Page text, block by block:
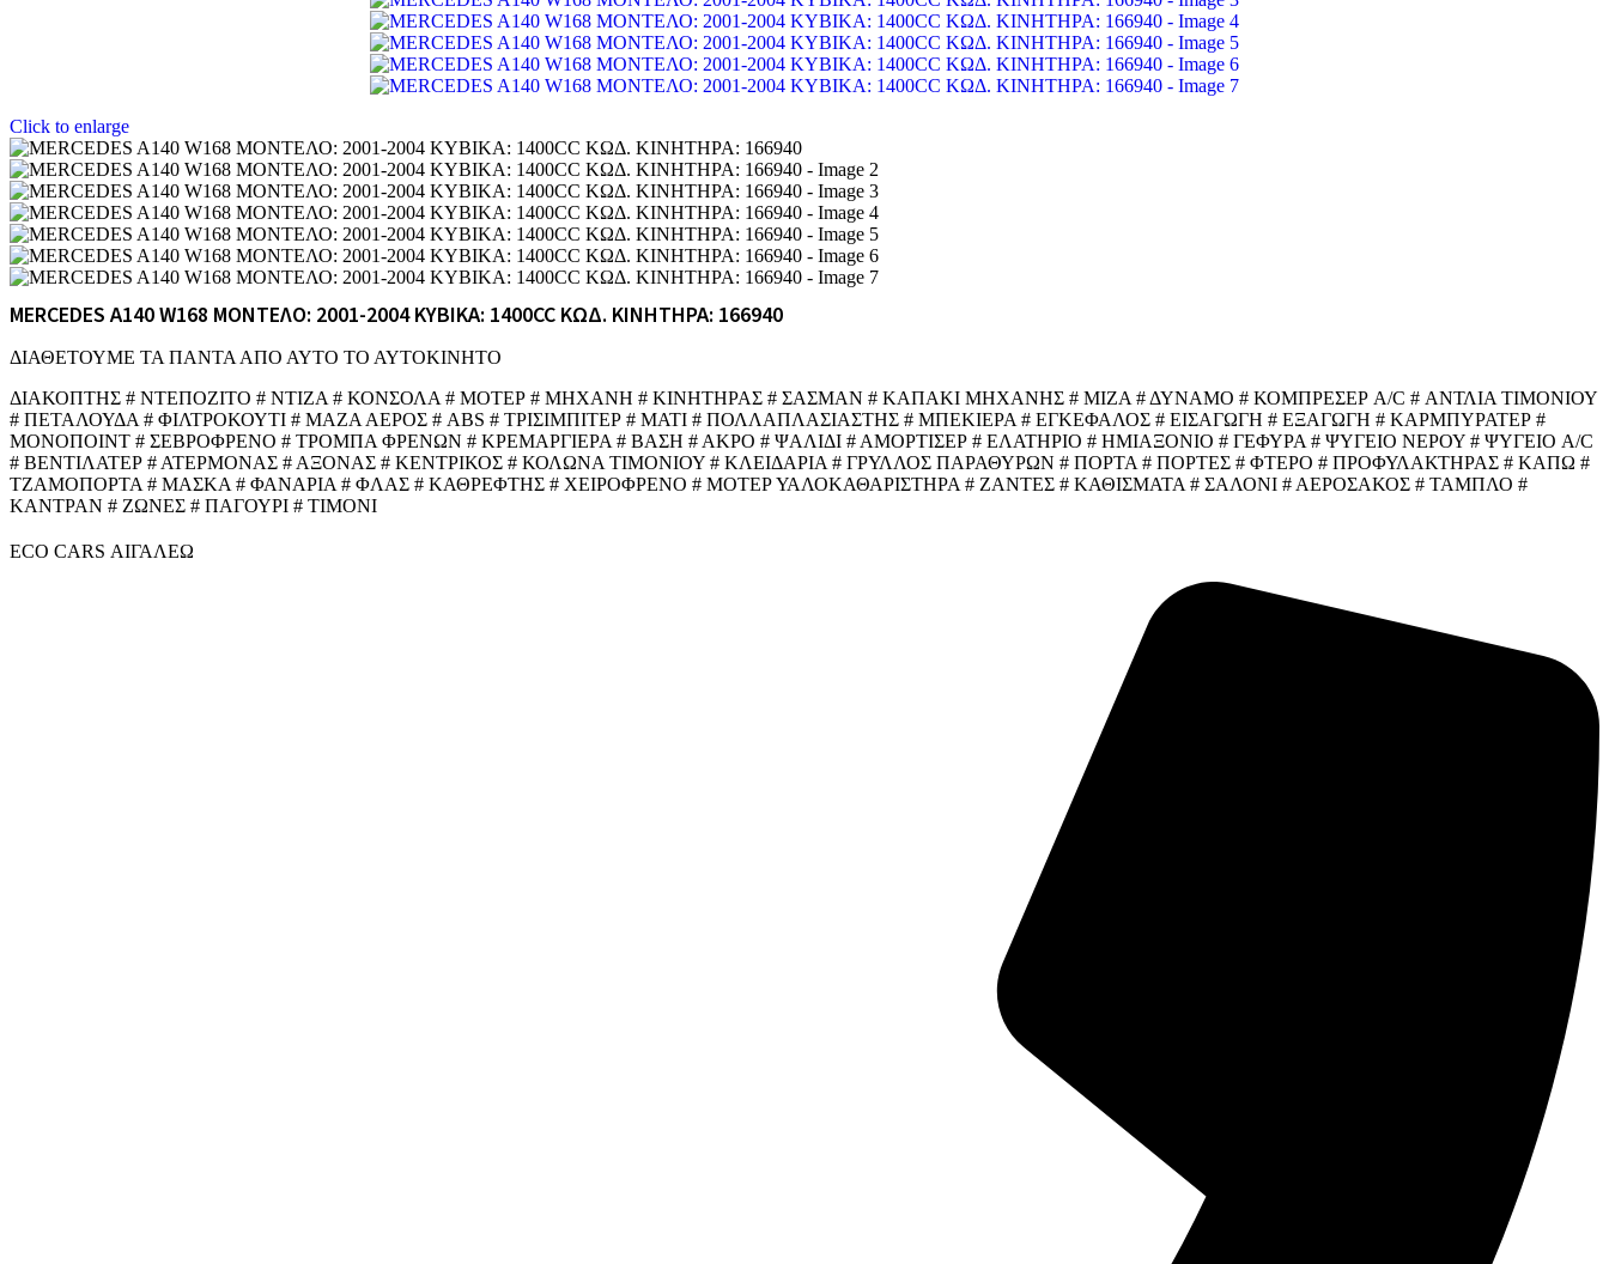
Click to enlarge
MERCEDES A140 W168 ΜΟΝΤΕΛΟ: 2001-2004 ΚΥΒΙΚΑ: 1400CC ΚΩΔ. ΚΙΝΗΤΗΡΑ: 166940
ΔΙΑΘΕΤΟΥΜΕ ΤΑ ΠΑΝΤΑ ΑΠΟ ΑΥΤΟ ΤΟ ΑΥΤΟΚΙΝΗΤΟ
ΔΙΑΚΟΠΤΗΣ # ΝΤΕΠΟΖΙΤΟ # ΝΤΙΖΑ # ΚΟΝΣΟΛΑ # ΜΟΤΕΡ # ΜΗΧΑΝΗ # ΚΙΝΗΤΗΡΑΣ # ΣΑΣΜΑΝ # ΚΑΠΑΚΙ ΜΗΧΑΝΗΣ # ΜΙΖΑ # ΔΥΝΑΜΟ # ΚΟΜΠΡΕΣΕΡ A/C # ΑΝΤΛΙΑ ΤΙΜΟΝΙΟΥ
# ΠΕΤΑΛΟΥΔΑ # ΦΙΛΤΡΟΚΟΥΤΙ # ΜΑΖΑ ΑΕΡΟΣ # ABS # ΤΡΙΣΙΜΠΙΤΕΡ # ΜΑΤΙ # ΠΟΛΛΑΠΛΑΣΙΑΣΤΗΣ # ΜΠΕΚΙΕΡΑ # ΕΓΚΕΦΑΛΟΣ # ΕΙΣΑΓΩΓΗ # ΕΞΑΓΩΓΗ # ΚΑΡΜΠΥΡΑΤΕΡ #
ΜΟΝΟΠΟΙΝΤ # ΣΕΒΡΟΦΡΕΝΟ # ΤΡΟΜΠΑ ΦΡΕΝΩΝ # ΚΡΕΜΑΡΓΙΕΡΑ # ΒΑΣΗ # ΑΚΡΟ # ΨΑΛΙΔΙ # ΑΜΟΡΤΙΣΕΡ # ΕΛΑΤΗΡΙΟ # ΗΜΙΑΞΟΝΙΟ # ΓΕΦΥΡΑ # ΨΥΓΕΙΟ ΝΕΡΟΥ # ΨΥΓΕΙΟ A/C
# ΒΕΝΤΙΛΑΤΕΡ # ΑΤΕΡΜΟΝΑΣ # ΑΞΟΝΑΣ # ΚΕΝΤΡΙΚΟΣ # ΚΟΛΩΝΑ ΤΙΜΟΝΙΟΥ # ΚΛΕΙΔΑΡΙΑ # ΓΡΥΛΛΟΣ ΠΑΡΑΘΥΡΩΝ # ΠΟΡΤΑ # ΠΟΡΤΕΣ # ΦΤΕΡΟ # ΠΡΟΦΥΛΑΚΤΗΡΑΣ # ΚΑΠΩ #
ΤΖΑΜΟΠΟΡΤΑ # ΜΑΣΚΑ # ΦΑΝΑΡΙΑ # ΦΛΑΣ # ΚΑΘΡΕΦΤΗΣ # ΧΕΙΡΟΦΡΕΝΟ # ΜΟΤΕΡ ΥΑΛΟΚΑΘΑΡΙΣΤΗΡΑ # ΖΑΝΤΕΣ # ΚΑΘΙΣΜΑΤΑ # ΣΑΛΟΝΙ # ΑΕΡΟΣΑΚΟΣ # ΤΑΜΠΛΟ #
ΚΑΝΤΡΑΝ # ΖΩΝΕΣ # ΠΑΓΟΥΡΙ # ΤΙΜΟΝΙ
ECO CARS ΑΙΓΑΛΕΩ